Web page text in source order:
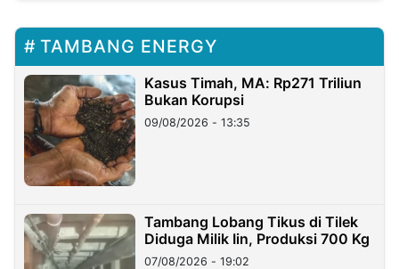
TAMBANG ENERGY
Kasus Timah, MA: Rp271 Triliun
Bukan Korupsi
09/08/2026 - 13:35
Tambang Lobang Tikus di Tilek
Diduga Milik Iin, Produksi 700 Kg
07/08/2026 - 19:02